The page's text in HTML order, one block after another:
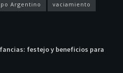
Argentino vaciamiento
festejo y beneficios para